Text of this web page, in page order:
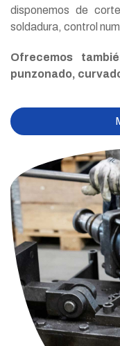
disponemos de
soldadura, control
Ofrecemos
punzonado,